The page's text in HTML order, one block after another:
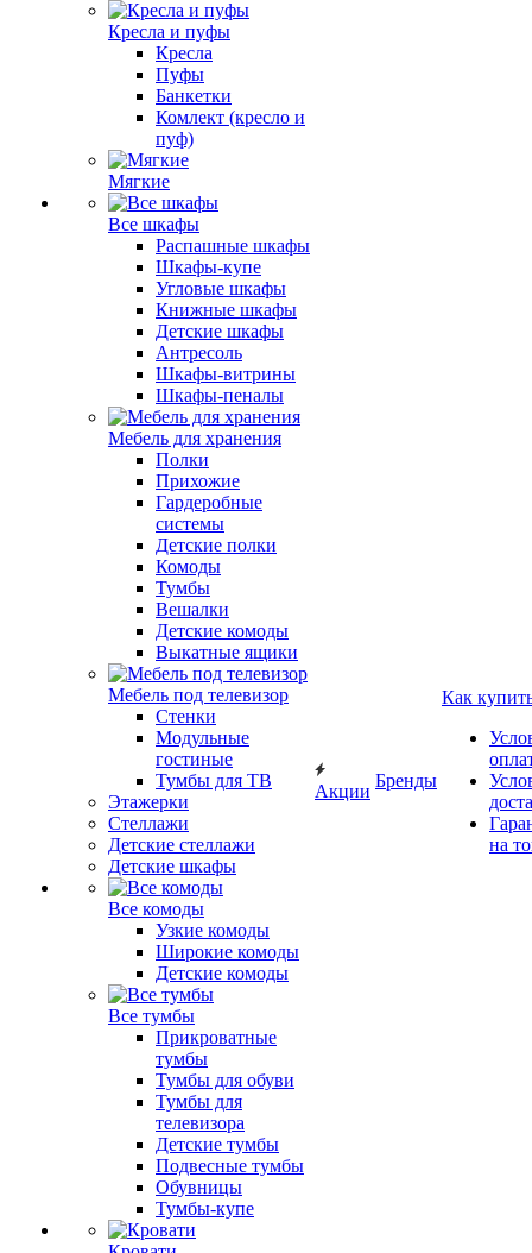
Кресла и пуфы
Кресла
Пуфы
Банкетки
Комлект (кресло и
пуф)
Мягкие
Все шкафы
Распашные шкафы
Шкафы-купе
Угловые шкафы
Книжные шкафы
Детские шкафы
Антресоль
Шкафы-витрины
Шкафы-пеналы
Мебель для хранения
Полки
Прихожие
Гардеробные
системы
Детские полки
Комоды
Тумбы
Вешалки
Детские комоды
Выкатные ящики
Мебель под телевизор
Стенки
Модульные
гостиные
Тумбы для ТВ
Этажерки
Стеллажи
Детские стеллажи
Детские шкафы
Все комоды
Узкие комоды
Широкие комоды
Детские комоды
Все тумбы
Прикроватные
тумбы
Тумбы для обуви
Тумбы для
телевизора
Детские тумбы
Подвесные тумбы
Обувницы
Тумбы-купе
Акции
Бренды
Как
на